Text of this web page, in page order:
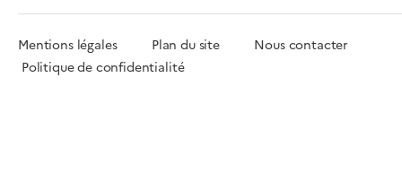
Mentions légales Plan du site Nous contacter
Politique de confidentialité